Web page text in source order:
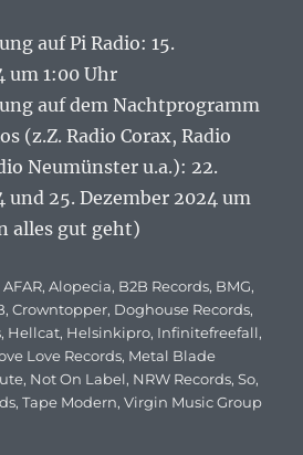
auf Pi Radio: 15.
um 1:00 Uhr
auf dem Nachtprogramm
(z.Z. Radio Corax, Radio
Neumünster u.a.): 22.
und 25. Dezember 2024 um
alles gut geht)
Schlagwörter
AFAR,Alopecia, B2B Records, BMG,
,Crowntopper, Doghouse Records,
, Hellcat, Helsinkipro, Infinitefreefall,
Love Records, Metal Blade
, Not On Label, NRW Records,So,
,Tape Modern,Virgin Music Group